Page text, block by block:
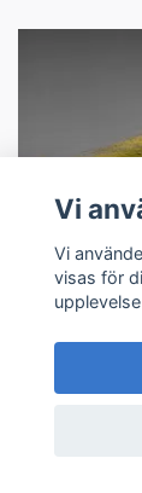
Vi
Vi
visas för